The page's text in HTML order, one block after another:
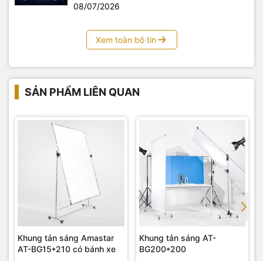
08/07/2026
Xem toàn bộ tin
SẢN PHẨM LIÊN QUAN
Khung tản sáng Amastar
AT-BG15*210 có bánh xe
Khung tản sáng AT-
BG200*200